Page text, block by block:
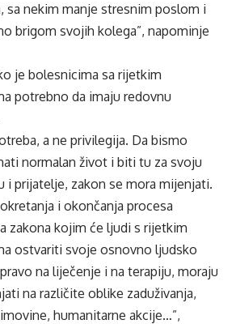
sa nekim manje stresnim poslom i
brigom svojih kolega”, napominje
je bolesnicima sa rijetkim
potrebno da imaju redovnu
a ne privilegija. Da bismo
normalan život i biti tu za svoju
i prijatelje, zakon se mora mijenjati.
i okončanja procesa
zakona kojim će ljudi s rijetkim
ostvariti svoje osnovno ljudsko
na liječenje i na terapiju, moraju
na različite oblike zaduživanja,
humanitarne akcije…”,